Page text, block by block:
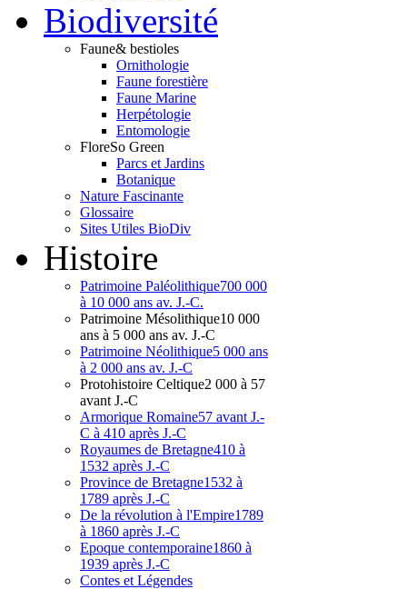
Biodiversité
Faune& bestioles
Ornithologie
Faune forestière
Faune Marine
Herpétologie
Entomologie
FloreSo Green
Parcs et Jardins
Botanique
Nature Fascinante
Glossaire
Sites Utiles BioDiv
Histoire
Patrimoine Paléolithique700 000
à 10 000 ans av. J.-C.
Patrimoine Mésolithique10 000
ans à 5 000 ans av. J.-C
Patrimoine Néolithique5 000 ans
à 2 000 ans av. J.-C
Protohistoire Celtique2 000 à 57
avant J.-C
Armorique Romaine57 avant J.-
C à 410 après J.-C
Royaumes de Bretagne410 à
1532 après J.-C
Province de Bretagne1532 à
1789 après J.-C
De la révolution à l'Empire1789
à 1860 après J.-C
Epoque contemporaine1860 à
1939 après J.-C
Contes et Légendes